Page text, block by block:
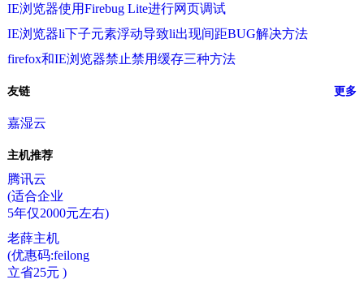
IE浏览器使用Firebug Lite进行网页调试
IE浏览器li下子元素浮动导致li出现间距BUG解决方法
firefox和IE浏览器禁止禁用缓存三种方法
友链 更多
嘉湿云
主机推荐
腾讯云
(适合企业
5年仅2000元左右)
老薛主机
(优惠码:feilong
立省25元 )